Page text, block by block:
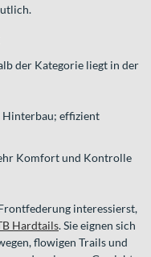
der Kategorie liegt in der
effizient
Komfort und Kontrolle
interessierst,
Hardtails. Sie eignen sich
flowigen Trails und